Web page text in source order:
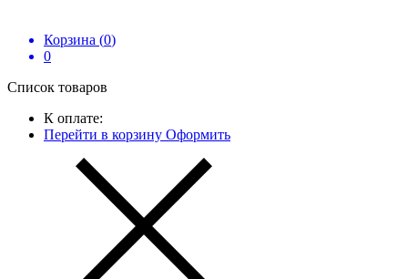
Корзина (0)
0
Список товаров
К оплате:
Перейти в корзину Оформить